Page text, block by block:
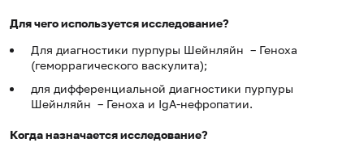
Для чего используется исследование?
Для диагностики пурпуры Шейнляйн – Геноха
(геморрагического васкулита);
для дифференциальной диагностики пурпуры
Шейнляйн – Геноха и IgА-нефропатии.
Когда назначается исследование?